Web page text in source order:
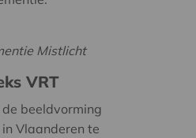
VRT
de beeldvorming
Vlaanderen te